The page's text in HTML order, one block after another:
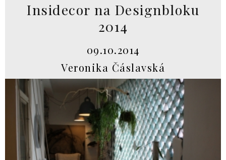
Insidecor na Designbloku
2014
09.10.2014
Veronika Čáslavská